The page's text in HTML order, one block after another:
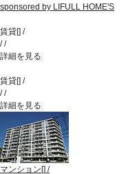
sponsored by LIFULL HOME'S
賃貸[] /
//
詳細を見る
賃貸[] /
//
詳細を見る
マンション[] /